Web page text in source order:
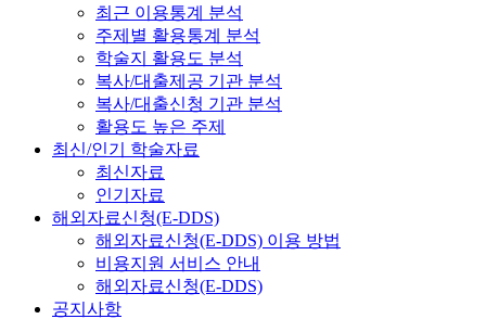
최근 이용통계 분석
주제별 활용통계 분석
학술지 활용도 분석
복사/대출제공 기관 분석
복사/대출신청 기관 분석
활용도 높은 주제
최신/인기 학술자료
최신자료
인기자료
해외자료신청(E-DDS)
해외자료신청(E-DDS) 이용 방법
비용지원 서비스 안내
해외자료신청(E-DDS)
공지사항